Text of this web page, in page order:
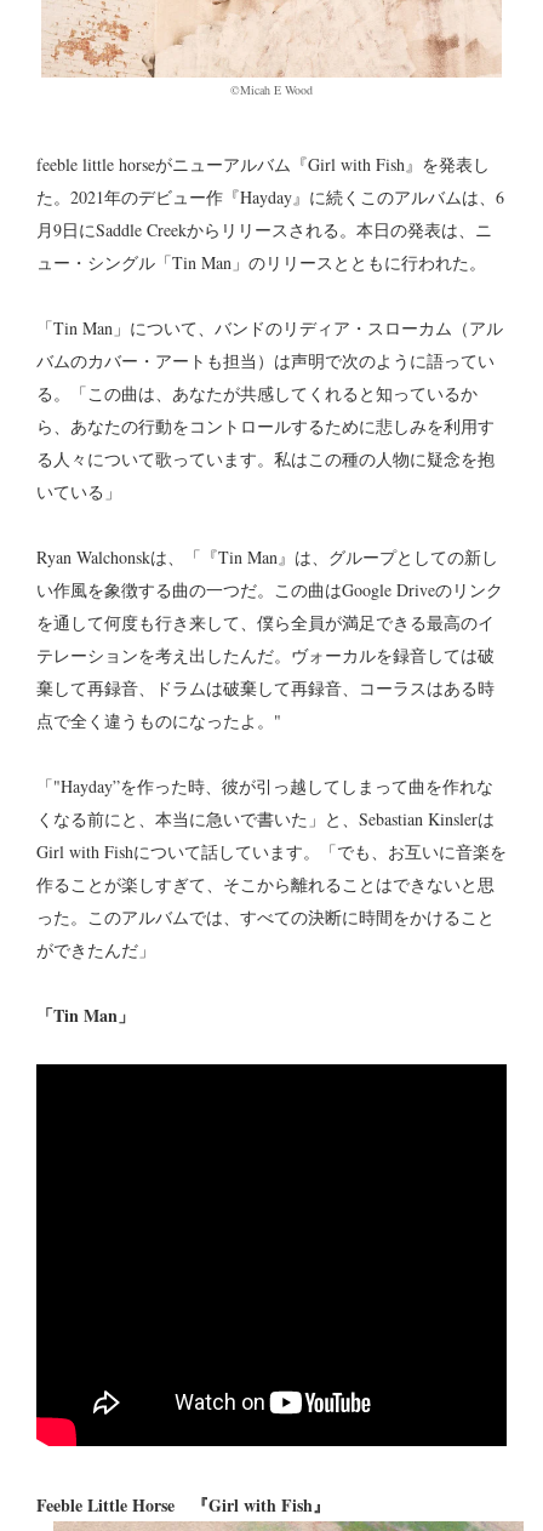
©Micah E Wood
feeble little horseがニューアルバム『Girl with Fish』を発表し
た。2021年のデビュー作『Hayday』に続くこのアルバムは、6
月9日にSaddle Creekからリリースされる。本日の発表は、ニ
ュー・シングル「Tin Man」のリリースとともに行われた。
「Tin Man」について、バンドのリディア・スローカム（アル
バムのカバー・アートも担当）は声明で次のように語ってい
る。「この曲は、あなたが共感してくれると知っているか
ら、あなたの行動をコントロールするために悲しみを利用す
る人々について歌っています。私はこの種の人物に疑念を抱
いている」
Ryan Walchonskは、「『Tin Man』は、グループとしての新し
い作風を象徴する曲の一つだ。この曲はGoogle Driveのリンク
を通して何度も行き来して、僕ら全員が満足できる最高のイ
テレーションを考え出したんだ。ヴォーカルを録音しては破
棄して再録音、ドラムは破棄して再録音、コーラスはある時
点で全く違うものになったよ。"
「"Hayday”を作った時、彼が引っ越してしまって曲を作れな
くなる前にと、本当に急いで書いた」と、Sebastian Kinslerは
Girl with Fishについて話しています。「でも、お互いに音楽を
作ることが楽しすぎて、そこから離れることはできないと思
った。このアルバムでは、すべての決断に時間をかけること
ができたんだ」
「Tin Man」
Feeble Little Horse 『Girl with Fish』